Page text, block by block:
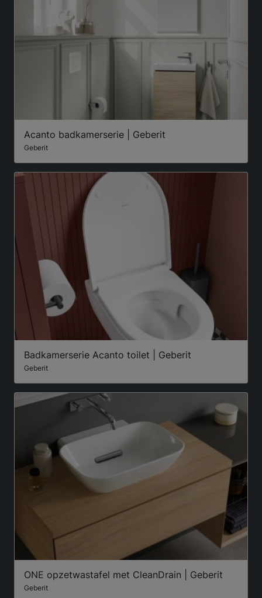
Acanto badkamerserie | Geberit
Geberit
Badkamerserie Acanto toilet | Geberit
Geberit
ONE opzetwastafel met CleanDrain | Geberit
Geberit